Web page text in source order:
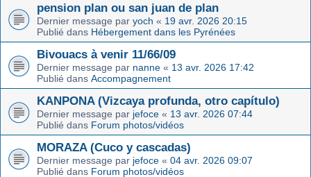
pension plan ou san juan de plan
Dernier message par yoch « 19 avr. 2026 20:15
Publié dans Hébergement dans les Pyrénées
Bivouacs à venir 11/66/09
Dernier message par nanne « 13 avr. 2026 17:42
Publié dans Accompagnement
KANPONA (Vizcaya profunda, otro capítulo)
Dernier message par jefoce « 13 avr. 2026 07:44
Publié dans Forum photos/vidéos
MORAZA (Cuco y cascadas)
Dernier message par jefoce « 04 avr. 2026 09:07
Publié dans Forum photos/vidéos